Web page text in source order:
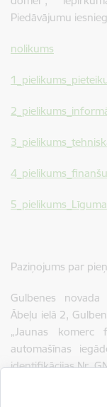
Piedāvājumu
nolikums
Paziņojums par
Gulbenes
Ābeļu ielā 2,
„Jaunas
automašīnas
identifikācijas Nr.
Gulbenes
10.jūnijā nolēmusi